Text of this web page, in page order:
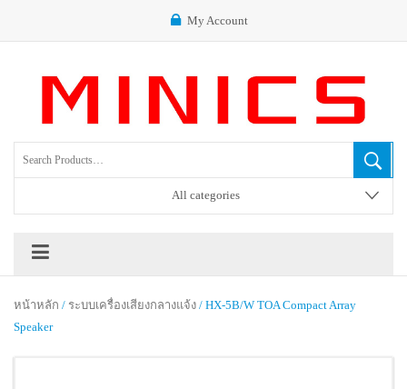
My Account
All categories
หน้าหลัก / ระบบเครื่องเสียงกลางแจ้ง / HX-5B/W TOA Compact Array
Speaker